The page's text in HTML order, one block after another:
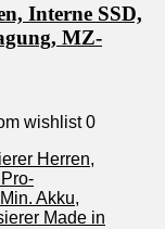
Interne SSD,
MZ-
wishlist 0